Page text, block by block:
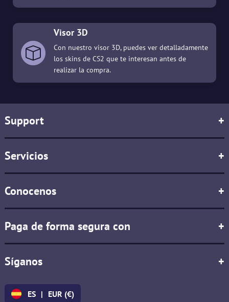
Visor 3D
Con nuestro visor 3D, puedes ver detalladamente
los skins de CS2 que te interesan antes de
realizar la compra.
Support +
Servicios +
Conocenos +
Paga de forma segura con +
Síganos +
ES | EUR (€)